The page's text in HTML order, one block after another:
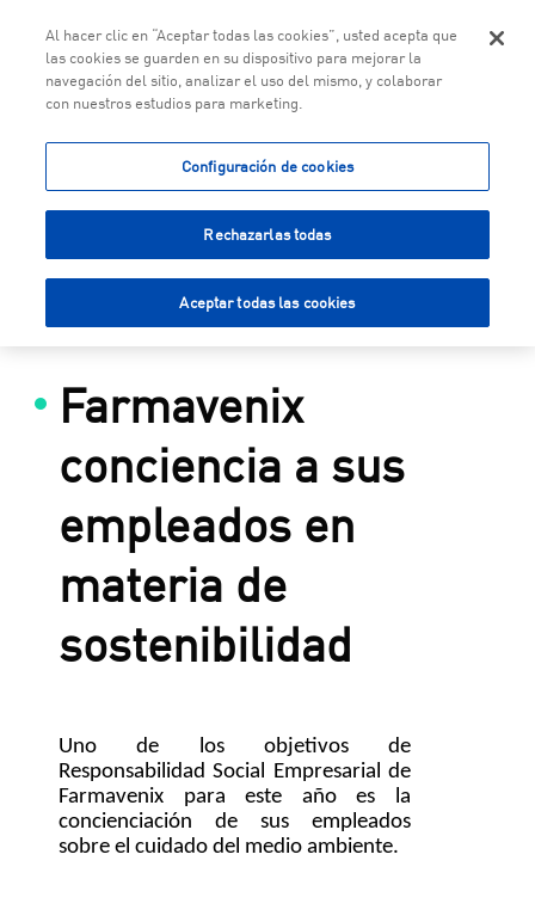
Farmavenix
conciencia a sus
empleados en
materia de
sostenibilidad
Uno de los objetivos de
Responsabilidad Social Empresarial de
Farmavenix para este año es la
concienciación de sus empleados
sobre el cuidado del medio ambiente.
Al hacer clic en “Aceptar todas las cookies”, usted acepta que
las cookies se guarden en su dispositivo para mejorar la
navegación del sitio, analizar el uso del mismo, y colaborar
con nuestros estudios para marketing.
Configuración de cookies
Rechazarlas todas
Aceptar todas las cookies